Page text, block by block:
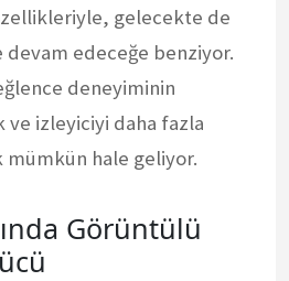
gelecekte de
edeceğe benziyor.
deneyiminin
ve izleyiciyi daha fazla
hale geliyor.
Görüntülü